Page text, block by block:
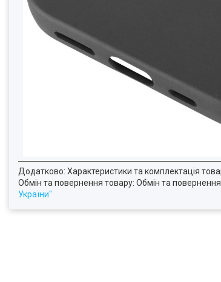
Додатково: Характеристики та комплектація
Обмін та повернення товару: Обмін та повернення
України"